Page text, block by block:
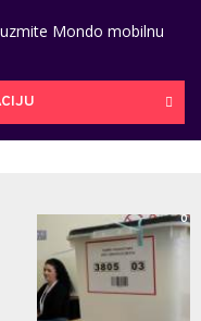
Mondo mobilnu
0